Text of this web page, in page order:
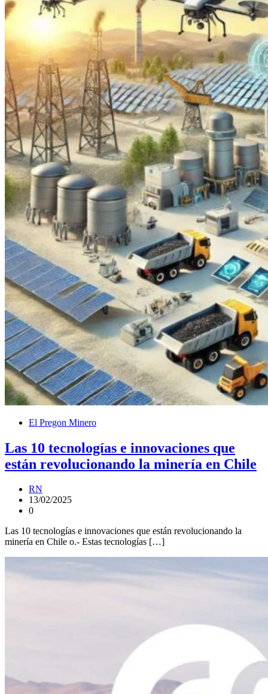
El Pregon Minero
Las 10 tecnologías e innovaciones que
están revolucionando la minería en Chile
RN
13/02/2025
0
Las 10 tecnologías e innovaciones que están revolucionando la
minería en Chile o.- Estas tecnologías […]